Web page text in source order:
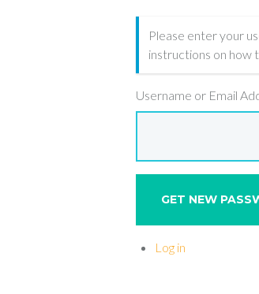
Please enter your
instructions on how
Username or Email
GET NEW
Log in